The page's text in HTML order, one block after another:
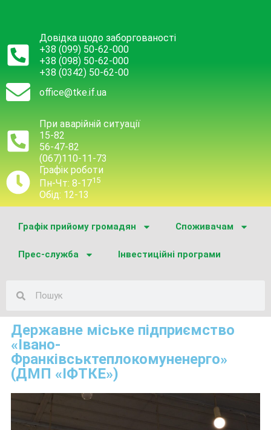
Довідка щодо заборгованості
+38 (099) 50-62-000
+38 (098) 50-62-000
+38 (0342) 50-62-00
office@tke.if.ua
При аварійній ситуації
15-82
56-47-82
(067)110-11-73
Графік роботи
Пн-Чт: 8-1715
Обід: 12-13
Графік прийому громадян Споживачам
Прес-служба Інвестиційні програми
Державне міське підприємство
«Івано-
Франківськтеплокомуненерго»
(ДМП «ІФТКЕ»)